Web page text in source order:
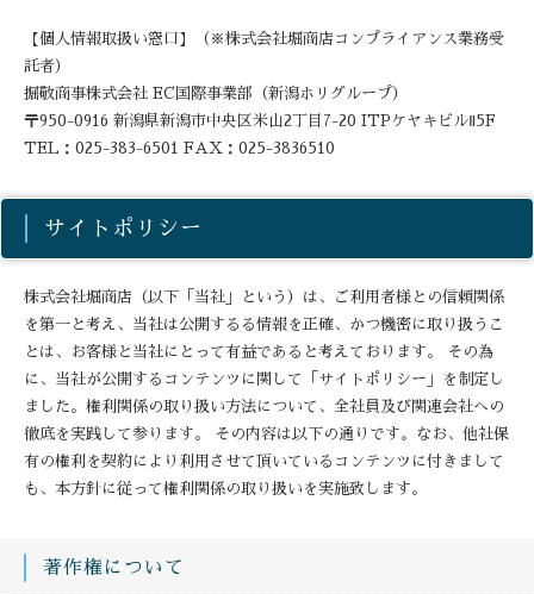
【個人情報取扱い窓口】（※株式会社堀商店コンプライアンス業務受
託者）
掘敬商事株式会社 EC国際事業部（新潟ホリグループ）
〒950-0916 新潟県新潟市中央区米山2丁目7-20 ITPケヤキビルⅡ5F
TEL：025-383-6501 FAX：025-3836510
サイトポリシー
株式会社堀商店（以下「当社」という）は、ご利用者様との信頼関係
を第一と考え、当社は公開するる情報を正確、かつ機密に取り扱うこ
とは、お客様と当社にとって有益であると考えております。 その為
に、当社が公開するコンテンツに関して「サイトポリシー」を制定し
ました。権利関係の取り扱い方法について、全社員及び関連会社への
徹底を実践して参ります。 その内容は以下の通りです。なお、他社保
有の権利を契約により利用させて頂いているコンテンツに付きまして
も、本方針に従って権利関係の取り扱いを実施致します。
著作権について